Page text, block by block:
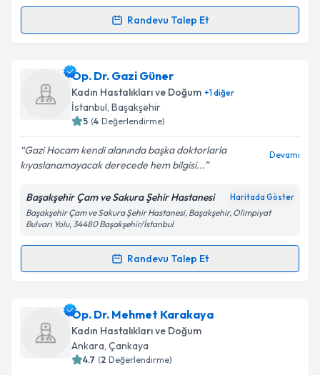
Kişisel verilerimin işlenmesine ilişkin
Metni'ni okudum ve kişisel verilerimin belirtilen
Takvim Talebini Gönder
Randevu Talep Et
Randevu Takvimi Talebi
Op. Dr. Bülent Rusoiçin randevu takvimi talebi
oluşturun. Size bu uzmandan randevu almanız için bir
takvim hazırlandığında e-posta ile bilgilendireceğiz.
Kişisel verilerimin işlenmesine ilişkin
Aydınlatma
Metni'ni okudum ve kişisel verilerimin belirtilen
kapsamda işlenmesini kabul ediyorum.
Takvim Talebini Gönder
Op. Dr. Gazi Güner
Kadın Hastalıkları ve Doğum +1diğer
İstanbul, Başakşehir
5 (4 Değerlendirme)
Gazi Hocam kendi alanında başka doktorlarla
kıyaslanamayacak derecede hem bilgisi...
Devamı
Başakşehir Çam ve Sakura Şehir Hastanesi Haritada Göster
Başakşehir Çam ve Sakura Şehir Hastanesi, Başakşehir, Olimpiyat
Bulvarı Yolu, 34480 Başakşehir/İstanbul
Randevu Talep Et
Randevu Takvimi Talebi
Op. Dr. Gazi Güneriçin randevu takvimi talebi
oluşturun. Size bu uzmandan randevu almanız için bir
takvim hazırlandığında e-posta ile bilgilendireceğiz.
Op. Dr. Mehmet Karakaya
Kadın Hastalıkları ve Doğum
Ankara, Çankaya
4.7 (2 Değerlendirme)